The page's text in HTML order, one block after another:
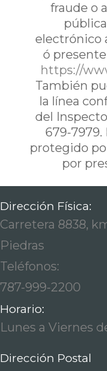
fraude o
electrónico
ó
https://
También
la línea
del
679-
protegido
por
Dirección Física:
Carretera 8838,
Piedras
Teléfonos:
787-999-2200
Horario:
Lunes a Viernes
Dirección Postal